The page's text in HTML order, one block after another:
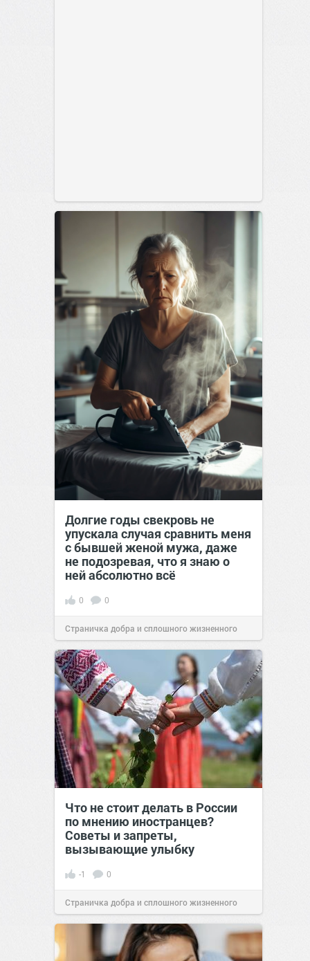
Долгие годы свекровь не
упускала случая сравнить меня
с бывшей женой мужа, даже
не подозревая, что я знаю о
ней абсолютно всё
0 0
Страничка добра и сплошного жизненного
позитива!00:2907 авг 2026
Что не стоит делать в России
по мнению иностранцев?
Советы и запреты,
вызывающие улыбку
-1 0
Страничка добра и сплошного жизненного
позитива!00:2907 авг 2026